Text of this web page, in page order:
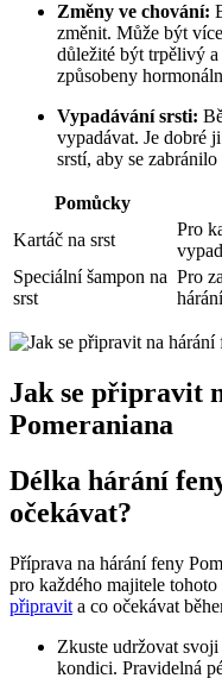
Změny ve ‍chování:
změnit. Může ⁣být
‌důležité být trpělivý
způsobeny
Vypadávání srsti:
vypadávat. Je dobré
srstí, aby ⁤se
Pomůcky
Kartáč na srst
Pro
Speciální šampon‍ na
srst
Pro
hárání
Jak se ⁣připravit
Pomeraniana
Délka hárání
očekávat?
Příprava na hárání feny
pro každého majitele
připravit a co očekávat
Zkuste udržovat
kondici. Pravidelná